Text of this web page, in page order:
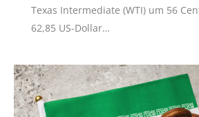
Texas Intermediate (WTI) um 56
62,85 US-Dollar…